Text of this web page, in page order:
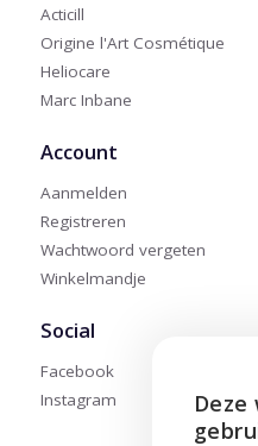
Acticill
Origine l'Art Cosmétique
Heliocare
Marc Inbane
Account
Aanmelden
Registreren
Wachtwoord vergeten
Winkelmandje
Social
Facebook
Instagram